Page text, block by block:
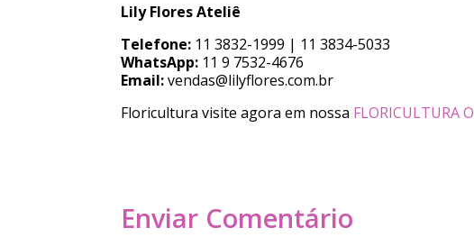
Lily Flores Ateliê
Telefone: 11 3832-1999 | 11 3834-5033
WhatsApp: 11 9 7532-4676
Email:vendas@lilyflores.com.br
Floricultura visite agora em nossa FLORICULTURA
Enviar Comentário